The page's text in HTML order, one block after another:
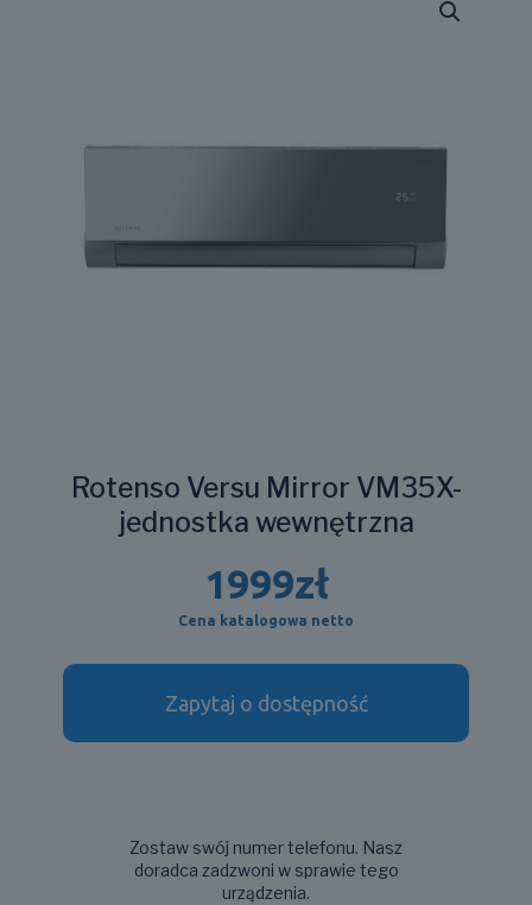
Rotenso Versu Mirror VM35X-
jednostka wewnętrzna
1999zł
Cena katalogowa netto
Zapytaj o dostępność
Zostaw swój numer telefonu. Nasz
doradca zadzwoni w sprawie tego
urządzenia.